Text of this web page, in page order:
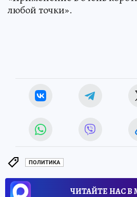
любой точки».
ПОЛИТИКА
ЧИТАЙТЕ НАС В